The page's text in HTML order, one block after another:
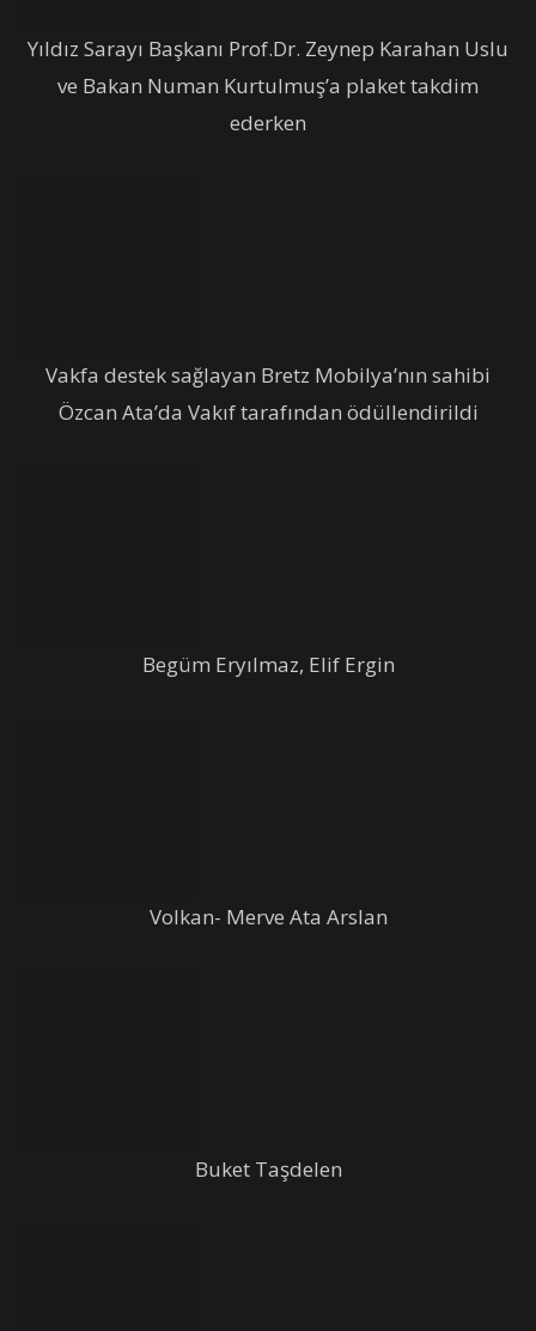
Yıldız Sarayı Başkanı Prof.Dr. Zeynep Karahan Uslu
ve Bakan Numan Kurtulmuş’a plaket takdim
ederken
Vakfa destek sağlayan Bretz Mobilya’nın sahibi
Özcan Ata’da Vakıf tarafından ödüllendirildi
Begüm Eryılmaz, Elif Ergin
Volkan- Merve Ata Arslan
Buket Taşdelen